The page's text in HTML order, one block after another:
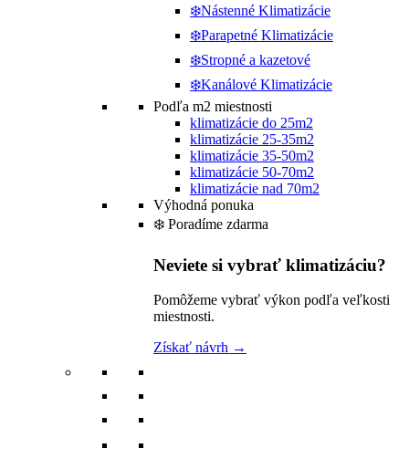
❄️Nástenné Klimatizácie
❄️Parapetné Klimatizácie
❄️Stropné a kazetové
❄️Kanálové Klimatizácie
Podľa m2 miestnosti
klimatizácie do 25m2
klimatizácie 25-35m2
klimatizácie 35-50m2
klimatizácie 50-70m2
klimatizácie nad 70m2
Výhodná ponuka
❄️ Poradíme zdarma
Neviete si vybrať klimatizáciu?
Pomôžeme vybrať výkon podľa veľkosti
miestnosti.
Získať návrh →